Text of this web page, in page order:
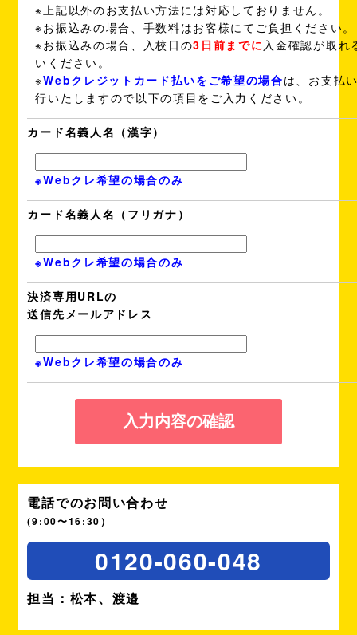
校の定める書面を提出することにより開示
ます。
当校が保有する個人データは、ドローン検
び当校が定める保存期間終了後、直ちに個
理責任者の監督の下に個人データが記録さ
をシュレッダー又はメディアシュレッダー
物理的に破壊して廃棄します
当校は、「個人情報の保護に関する法律」
規範を遵守します。
当校は、お客様の個人情報について、適切
ん、漏えい等の危険防止に努めます。
電話：0558-42-0600（静岡県自動車学校-
ン教習所Kenji松崎校担当窓口へ）
令和7年7月1日
静岡県賀茂郡松崎町岩科南側17
静岡県自動車学校松崎校
0558-42-0600
※上記以外のお支払い方法には対応しておりません。
※お振込みの場合、手数料はお客様にてご負担ください。
※お振込みの場合、入校日の3日前までに 入金確認が取れ
いください。
※Webクレジットカード払いをご希望の場合は、お支払
行いたしますので以下の項目をご入力ください。
カード名義人名（漢字）
※Webクレ希望の場合のみ
カード名義人名（フリガナ）
※Webクレ希望の場合のみ
決済専用URLの
送信先メールアドレス
※Webクレ希望の場合のみ
電話でのお問い合わせ
(9:00〜16:30）
0120-060-048
担当：松本、渡邉